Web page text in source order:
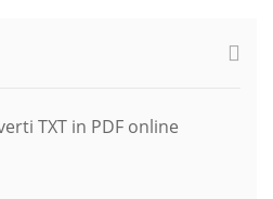
TXT in PDF online